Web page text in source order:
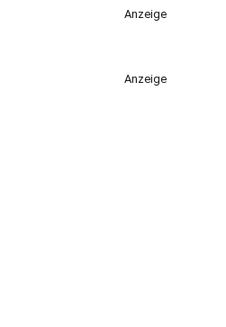
Anzeige
Anzeige